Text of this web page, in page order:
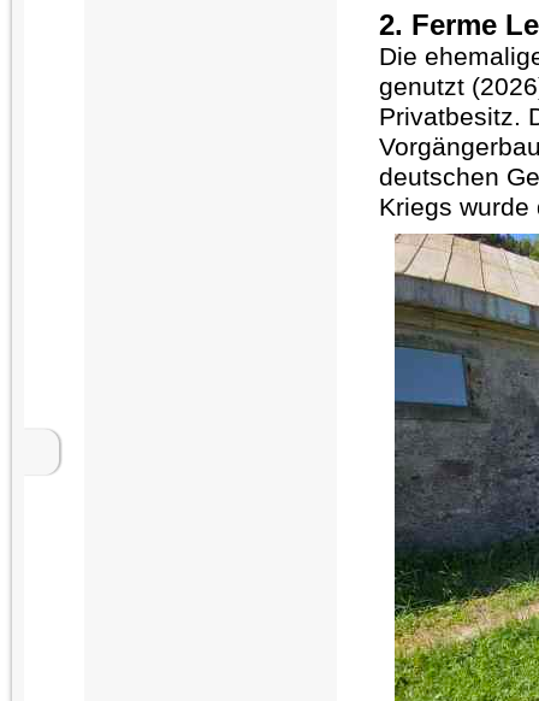
2. Ferme
Die
genutzt
Privatbesitz.
deutschen
Kriegs wurde